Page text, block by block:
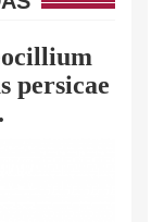
persicae